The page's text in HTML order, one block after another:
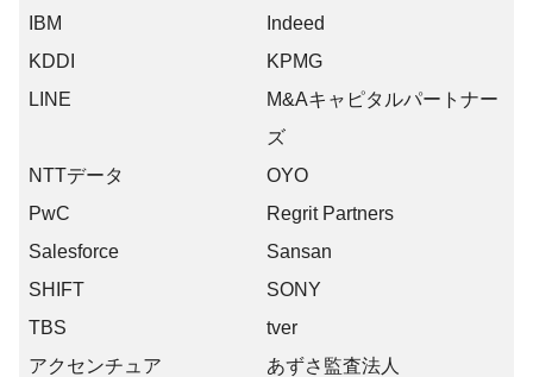
IBM
Indeed
KDDI
KPMG
LINE
M&Aキャピタルパートナー
ズ
NTTデータ
OYO
PwC
Regrit Partners
Salesforce
Sansan
SHIFT
SONY
TBS
tver
アクセンチュア
あずさ監査法人